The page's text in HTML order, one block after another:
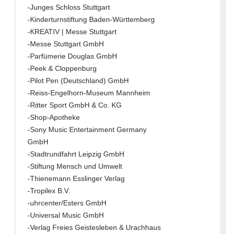
-Junges Schloss Stuttgart
-Kinderturnstiftung Baden-Württemberg
-KREATIV | Messe Stuttgart
-Messe Stuttgart GmbH
-Parfümerie Douglas GmbH
-Peek & Cloppenburg
-Pilot Pen (Deutschland) GmbH
-Reiss-Engelhorn-Museum Mannheim
-Ritter Sport GmbH & Co. KG
-Shop-Apotheke
-Sony Music Entertainment Germany
GmbH
-Stadtrundfahrt Leipzig GmbH
-Stiftung Mensch und Umwelt
-Thienemann Esslinger Verlag
-Tropilex B.V.
-uhrcenter/Esters GmbH
-Universal Music GmbH
-Verlag Freies Geistesleben & Urachhaus